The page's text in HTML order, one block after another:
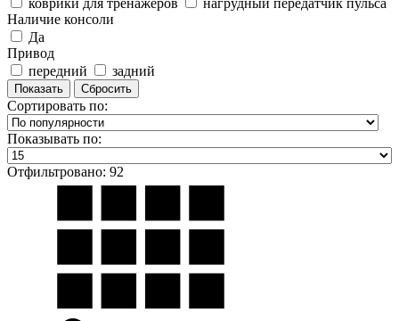
коврики для тренажеров
нагрудный передатчик пульса
Наличие консоли
Да
Привод
передний
задний
Сортировать по:
Показывать по:
Отфильтровано: 92